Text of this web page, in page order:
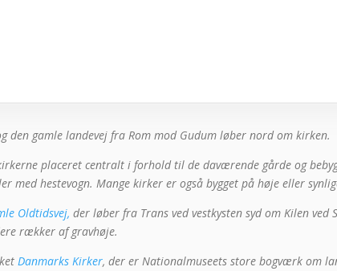
den gamle landevej fra Rom mod Gudum løber nord om kirken.
placeret centralt i forhold til de daværende gårde og
hestevogn. Mange kirker er også bygget på høje eller
Oldtidsvej, der løber fra Trans ved vestkysten syd om Kilen
rækker af gravhøje.
Danmarks Kirker, der er Nationalmuseets store bogværk om